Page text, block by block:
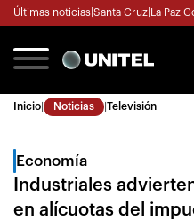
Últimas noticias Santa Cruz La Paz
Inicio Noticias Televisión
Economía
Industriales
en alícuotas del